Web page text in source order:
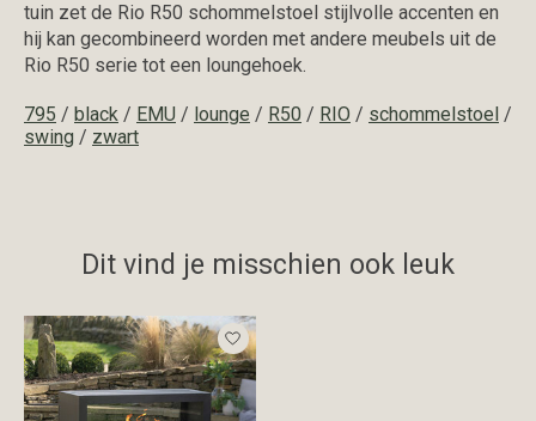
tuin zet de Rio R50 schommelstoel stijlvolle accenten en
hij kan gecombineerd worden met andere meubels uit de
Rio R50 serie tot een loungehoek.
795 / black / EMU / lounge / R50 / RIO / schommelstoel /
swing / zwart
Dit vind je misschien ook leuk
Items van productcarrousel